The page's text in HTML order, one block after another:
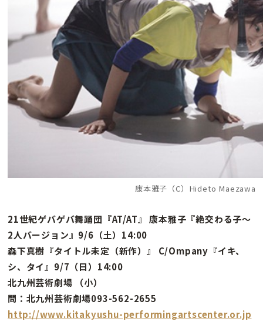
康本雅子（C）Hideto Maezawa
21世紀ゲバゲバ舞踊団『AT/AT』 康本雅子『絶交わる子〜
2人バージョン』9/6（土）14:00
森下真樹『タイトル未定（新作）』 C/Ompany『イキ、
シ、タイ』9/7（日）14:00
北九州芸術劇場 （小）
問：北九州芸術劇場093-562-2655
http://www.kitakyushu-performingartscenter.or.jp